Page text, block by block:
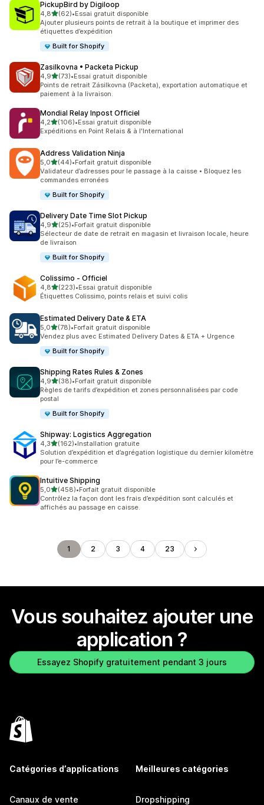
PickupBird by Digiloop
4,8étoile(s) sur 5
(62)
62 avis au total
•Essai gratuit disponible
Ajouter plusieurs points de retrait à la boutique et imprimer des
étiquettes d’expédition
Built for Shopify
Zasilkovna • Packeta Pickup
4,9étoile(s) sur 5
(73)
73 avis au total
•Essai gratuit disponible
Points de retrait Zásilkovna (Packeta), exportation automatique et
paiement à la livraison.
Mondial Relay Inpost Officiel
4,2étoile(s) sur 5
(106)
106 avis au total
•Essai gratuit disponible
Expéditions en Point Relais & à l'International
Address Validation Ninja
5,0étoile(s) sur 5
(44)
44 avis au total
•Forfait gratuit disponible
Validateur d’adresses pour le passage à la caisse • Bloquez les
commandes erronées
Built for Shopify
Delivery Date Time Slot Pickup
4,9étoile(s) sur 5
(25)
25 avis au total
•Forfait gratuit disponible
Sélecteur de date de retrait en magasin et livraison locale, heure
de livraison
Built for Shopify
Colissimo ‑ Officiel
4,8étoile(s) sur 5
(223)
223 avis au total
•Essai gratuit disponible
Étiquettes Colissimo, points relais et suivi colis
Estimated Delivery Date & ETA
5,0étoile(s) sur 5
(78)
78 avis au total
•Forfait gratuit disponible
Vendez plus avec Estimated Delivery Dates & ETA + Urgence
Built for Shopify
Shipping Rates Rules & Zones
4,9étoile(s) sur 5
(38)
38 avis au total
•Forfait gratuit disponible
Règles de tarifs d’expédition et zones personnalisées par code
postal
Built for Shopify
Shipway: Logistics Aggregation
4,3étoile(s) sur 5
(162)
162 avis au total
•Installation gratuite
Solution d’expédition et d’agrégation logistique du dernier kilomètre
pour l’e-commerce
Intuitive Shipping
5,0étoile(s) sur 5
(458)
458 avis au total
•Forfait gratuit disponible
Contrôlez la façon dont les frais d’expédition sont calculés et
affichés au passage en caisse.
1 2 3 4 23
Vous souhaitez ajouter une
application ?
Essayez Shopify gratuitement pendant 3 jours
Catégories d’applications
Canaux de vente
Meilleures catégories
Dropshipping